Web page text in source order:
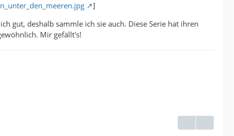
]
gut, deshalb sammle ich sie auch. Diese Serie hat ihren
Mir gefällt's!